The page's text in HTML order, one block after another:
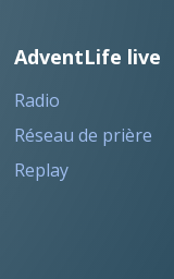
AdventLife live
Radio
Réseau de prière
Replay